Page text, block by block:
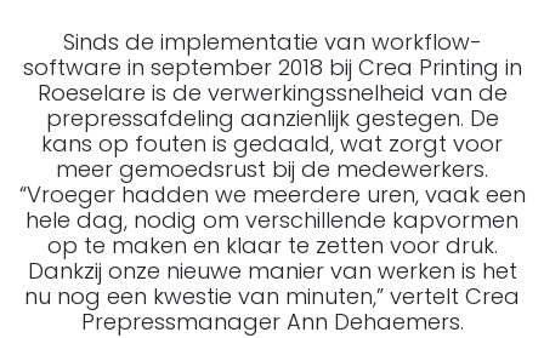
Sinds de implementatie van workflow-
software in september 2018 bij Crea Printing in
Roeselare is de verwerkingssnelheid van de
prepressafdeling aanzienlijk gestegen. De
kans op fouten is gedaald, wat zorgt voor
meer gemoedsrust bij de medewerkers.
“Vroeger hadden we meerdere uren, vaak een
hele dag, nodig om verschillende kapvormen
op te maken en klaar te zetten voor druk.
Dankzij onze nieuwe manier van werken is het
nu nog een kwestie van minuten,” vertelt Crea
Prepressmanager Ann Dehaemers.